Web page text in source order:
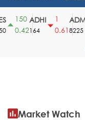
150
0.42
ADHI
164
0.61
ADMF
8225
Market Watch